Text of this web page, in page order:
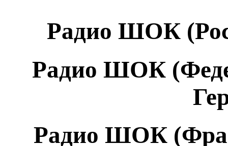
Радио ШОК
Радио ШОК
Радио ШОК